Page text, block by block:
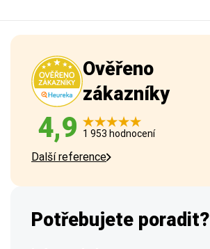
Ověřeno
zákazníky
4,9 1 953 hodnocení
Další reference
Potřebujete poradit?